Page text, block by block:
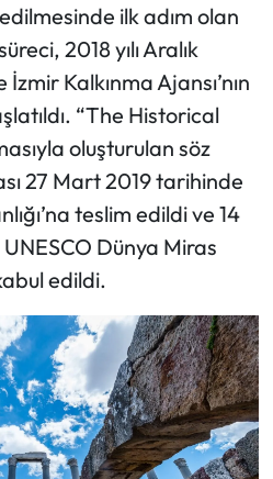
ilk adım olan
2018 yılı Aralık
Kalkınma Ajansı’nın
“The Historical
oluşturulan söz
27 Mart 2019 tarihinde
teslim edildi ve 14
Dünya Miras
edildi.